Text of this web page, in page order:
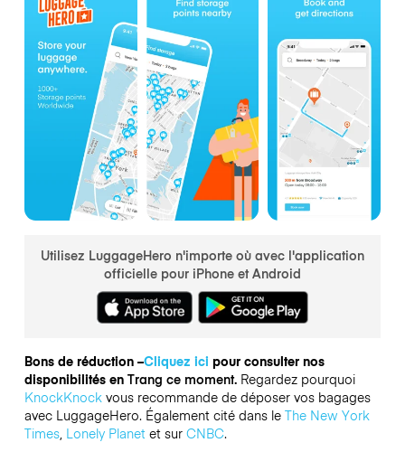
Utilisez LuggageHero n'importe où avec l'application
officielle pour iPhone et Android
Bons de réduction –Cliquez ici pour consulter nos
disponibilités en Trang ce moment. Regardez pourquoi
KnockKnockvous recommande de déposer vos bagages
avec LuggageHero. Également cité dans le The New York
Times, Lonely Planetet sur CNBC.